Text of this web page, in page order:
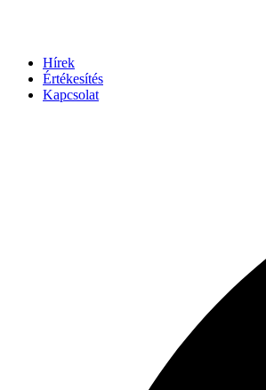
Hírek
Értékesítés
Kapcsolat